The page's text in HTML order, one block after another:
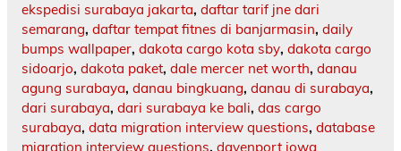
ekspedisi surabaya jakarta, daftar tarif jne dari
semarang, daftar tempat fitnes di banjarmasin, daily
bumps wallpaper, dakota cargo kota sby, dakota cargo
sidoarjo, dakota paket, dale mercer net worth, danau
agung surabaya, danau bingkuang, danau di surabaya,
dari surabaya, dari surabaya ke bali, das cargo
surabaya, data migration interview questions, database
migration interview questions, davenport iowa